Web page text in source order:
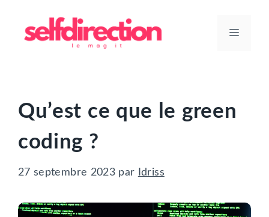
contenu
Menu
Qu’est ce que le green
coding ?
27 septembre 2023 par Idriss